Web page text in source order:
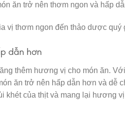
ăn trở nên thơm ngon và hấp
dẫn hơn
thêm hương vị cho món ăn.
ăn trở nên hấp dẫn hơn và dễ
của thịt và mang lại hương